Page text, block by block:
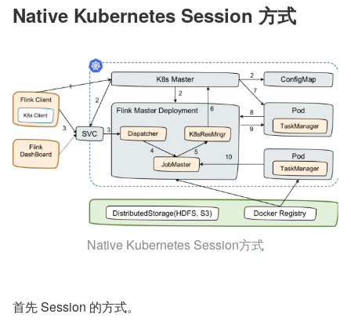
Native Kubernetes Session 方式
Native Kubernetes Session方式
首先 Session 的方式。